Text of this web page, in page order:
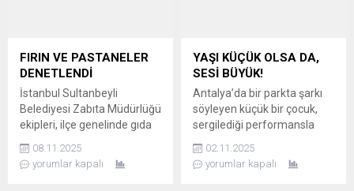
Belediyesi işbirliğiyle
düzenlenen “Plaj Voleybolu
sporseverler, “Halk
Turnuvası” ve “Mix
Kategori”...
Mehmet Birol Şahin’in...
FIRIN VE PASTANELER
DENETLENDİ
İstanbul Sultanbeyli
Belediyesi Zabıta Müdürlüğü
ekipleri, ilçe genelinde gıda
korumak amacıyla 228 fırın
ve pastaneyi eş zamanlı
08.11.2025
yorumlar kapalı
YAŞI KÜÇÜK OLSA DA,
SESİ BÜYÜK!
Antalya’da bir parkta şarkı
söyleyen küçük bir çocuk,
sergilediği performansla
çekti. Çevredeki genç
kızların videoya kaydettiği
02.11.2025
yorumlar kapalı